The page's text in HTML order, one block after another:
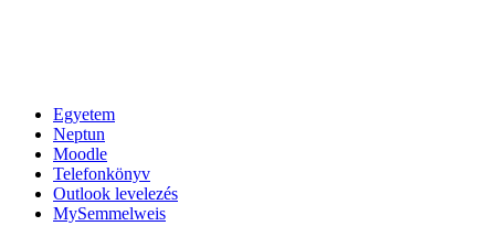
Egyetem
Neptun
Moodle
Telefonkönyv
Outlook levelezés
MySemmelweis